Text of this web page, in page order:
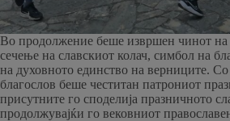
Во продолжение беше извршен чинот на
сечење на славскиот колач, симбол на
на духовното единство на верниците.
благослов беше честитан патрониот
присутните го споделија празничното
продолжувајќи го вековниот